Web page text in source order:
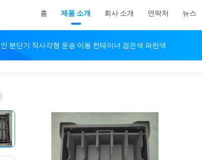
홈 제품 소개 회사 소개 연락처 뉴스
분단기 직사각형 운송 이동 컨테이너 검은색 파란색